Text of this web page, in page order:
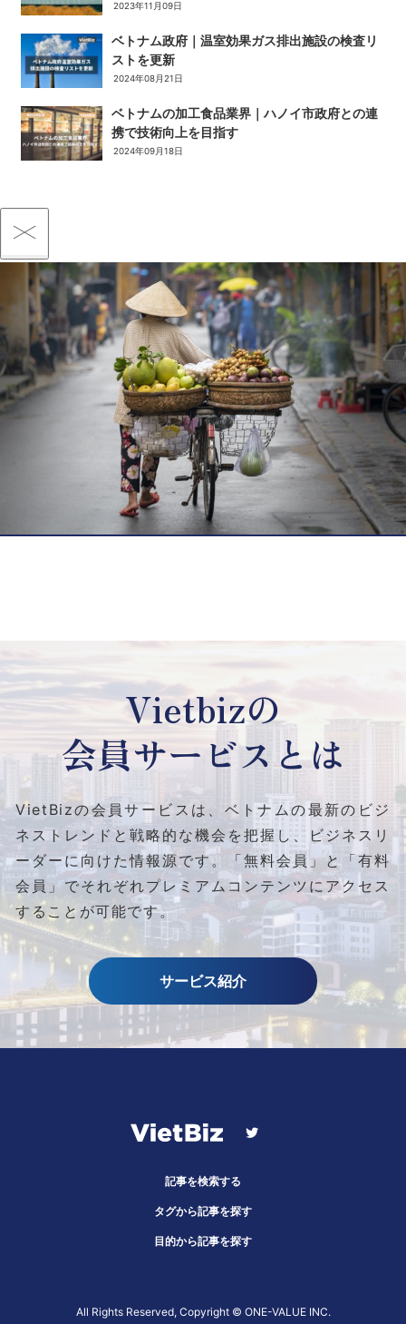
2023年11月09日
ベトナム政府｜温室効果ガス排出施設の検査リ
ストを更新
2024年08月21日
ベトナムの加工食品業界｜ハノイ市政府との連
携で技術向上を目指す
2024年09月18日
Vietbizの
会員サービスとは
VietBizの会員サービスは、ベトナムの最新のビジ
ネストレンドと戦略的な機会を把握し、ビジネスリ
ーダーに向けた情報源です。
「無料会員」と「有料
会員」でそれぞれプレミアムコンテンツにアクセス
することが可能です。
サービス紹介
記事を検索する
タグから記事を探す
目的から記事を探す
All Rights Reserved, Copyright ©︎ ONE-VALUE INC.